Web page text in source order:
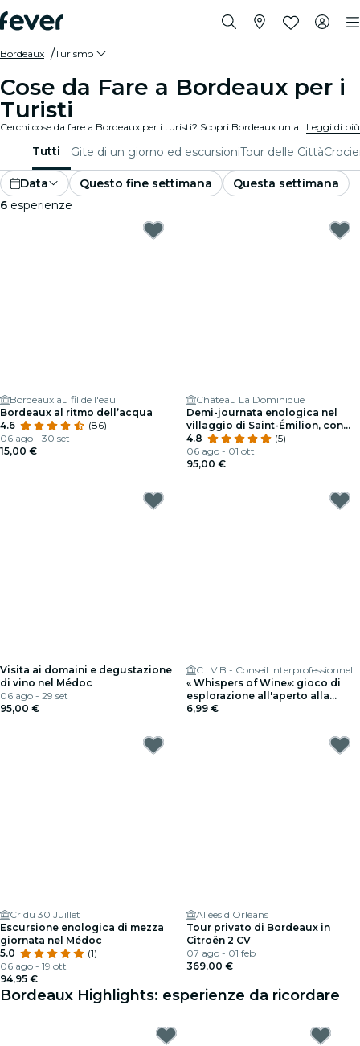
Bordeaux Turismo
Cose da Fare a Bordeaux per i
Turisti
Cerchi cose da fare a Bordeaux per i turisti? Scopri Bordeaux un'avventura alla volta con queste esperienze emozionanti appositamente pensate per i turisti. Scopri le migliori cose da fare! Leggi di più
Tutti Gite di un giorno ed escursioniTour delle Città
Data Questo fine settimana
Questa settimana
6 esperienze
Bordeaux au fil de l'eau
Bordeaux al ritmo dell’acqua
4.6
(86)
06 ago - 30 set
15,00 €
Château La Dominique
Demi-journata enologica nel
villaggio di Saint-Émilion, con
partenza da Bordeaux
4.8
(5)
06 ago - 01 ott
95,00 €
Visita ai domaini e degustazione
di vino nel Médoc
06 ago - 29 set
95,00 €
C.I.V.B - Conseil Interprofessionnel du Vin de Bordeaux
« Whispers of Wine»: gioco di
esplorazione all'aperto alla
scoperta dei grandi cru di
6,99 €
Cr du 30 Juillet
Escursione enologica di mezza
giornata nel Médoc
5.0
(1)
06 ago - 19 ott
94,95 €
Allées d'Orléans
Tour privato di Bordeaux in
Citroën 2 CV
07 ago - 01 feb
369,00 €
Bordeaux Highlights: esperienze da ricordare